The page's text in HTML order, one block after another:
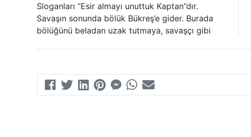
Sloganları “Esir almayı unuttuk Kaptan”dır.
Savaşın sonunda bölük Bükreş’e gider. Burada
bölüğünü beladan uzak tutmaya, savaşçı gibi